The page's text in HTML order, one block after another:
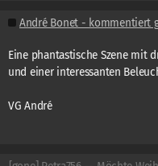
André Bonet - kommentiert
Eine phantastische Szene mit
und einer interessanten
VG André